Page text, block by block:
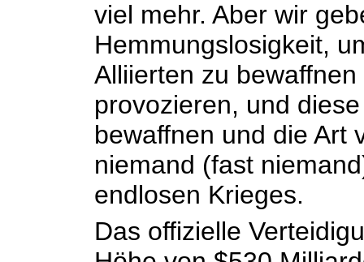
viel mehr. Aber wir
Hemmungslosigkeit,
Alliierten zu
provozieren, und
bewaffnen und die Art
niemand (fast
endlosen Krieges.
Das offizielle